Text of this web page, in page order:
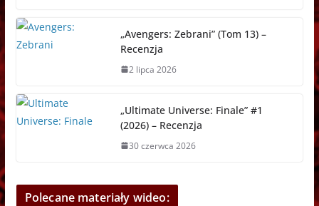
„Avengers: Zebrani” (Tom 13) –
Recenzja
2 lipca 2026
„Ultimate Universe: Finale” #1
(2026) – Recenzja
30 czerwca 2026
Polecane materiały wideo: